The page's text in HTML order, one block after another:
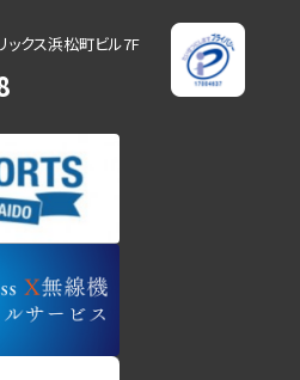
ックス浜松町ビル7F